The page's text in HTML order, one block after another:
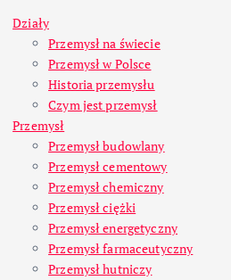
Działy
Przemysł na świecie
Przemysł w Polsce
Historia przemysłu
Czym jest przemysł
Przemysł
Przemysł budowlany
Przemysł cementowy
Przemysł chemiczny
Przemysł ciężki
Przemysł energetyczny
Przemysł farmaceutyczny
Przemysł hutniczy